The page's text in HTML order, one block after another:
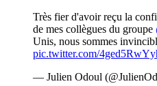
Très fier d'avoir reçu la
de mes collègues du groupe
Unis, nous sommes
pic.twitter.com/
— Julien Odoul